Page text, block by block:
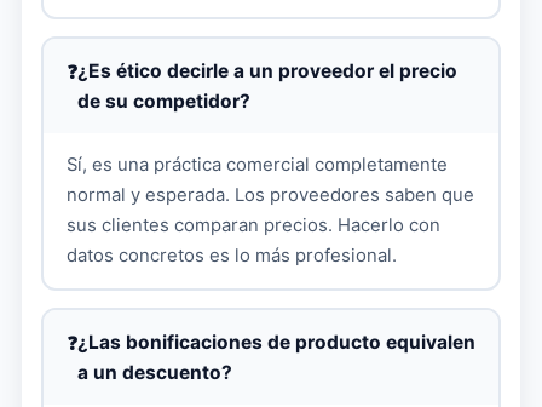
¿Es ético decirle a un proveedor el precio
de su competidor?
Sí, es una práctica comercial completamente
normal y esperada. Los proveedores saben que
sus clientes comparan precios. Hacerlo con
datos concretos es lo más profesional.
¿Las bonificaciones de producto equivalen
a un descuento?